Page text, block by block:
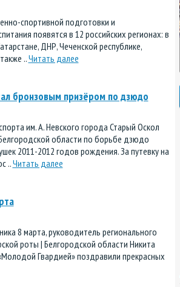
спортивной подготовки и
появятся в 12 российских регионах: в
ДНР, Чеченской республике,
..Читать далее
бронзовым призёром по дзюдо
им. А. Невского города Старый Оскол
области по борьбе дзюдо
2011-2012 годов рождения. За путевку на
..Читать далее
8 марта, руководитель регионального
роты | Белгородской области Никита
Гвардией» поздравили прекрасных